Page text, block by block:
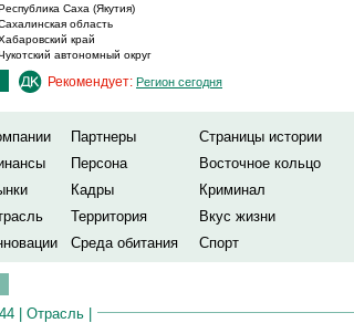
Саха (Якутия)
область
край
автономный округ
Рекомендует: Регион сегодня
Партнеры
Страницы истории
Персона
Восточное кольцо
Кадры
Криминал
Территория
Вкус жизни
Среда обитания Спорт
| Отрасль |